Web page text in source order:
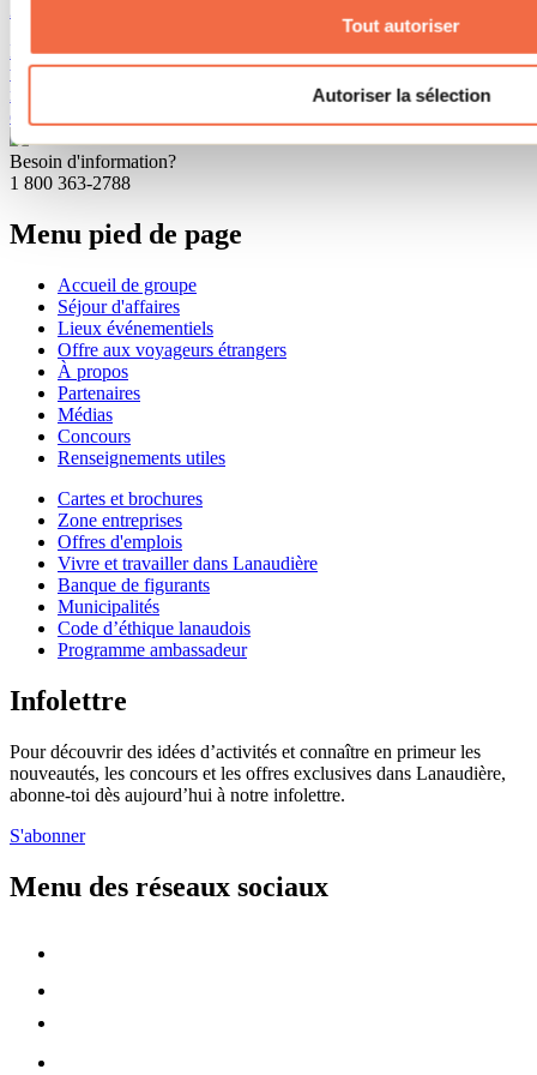
Tout autoriser
Autoriser la sélection
26 mai 2017
La salle de spectacle du Théâtre Hector-Charland à L’Assomption
vous présente toute une saison 2017-2018! Découvrez ce que vous
réservent Alain Choquette, le Cirque Éloize et Boeing Boeing lors
de leur passage dans Lanaudière!
Besoin d'information?
1 800 363-2788
Menu pied de page
Accueil de groupe
Séjour d'affaires
Lieux événementiels
Offre aux voyageurs étrangers
À propos
Partenaires
Médias
Concours
Renseignements utiles
Cartes et brochures
Zone entreprises
Offres d'emplois
Vivre et travailler dans Lanaudière
Banque de figurants
Municipalités
Code d’éthique lanaudois
Programme ambassadeur
Infolettre
Pour découvrir des idées d’activités et connaître en primeur les
nouveautés, les concours et les offres exclusives dans Lanaudière,
abonne-toi dès aujourd’hui à notre infolettre.
S'abonner
Menu des réseaux sociaux